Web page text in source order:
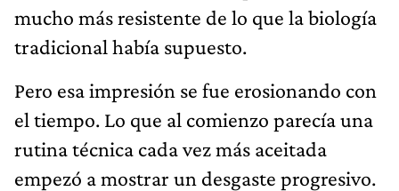
mucho más resistente de lo que la biología
tradicional había supuesto.
Pero esa impresión se fue erosionando con
el tiempo. Lo que al comienzo parecía una
rutina técnica cada vez más aceitada
empezó a mostrar un desgaste progresivo.